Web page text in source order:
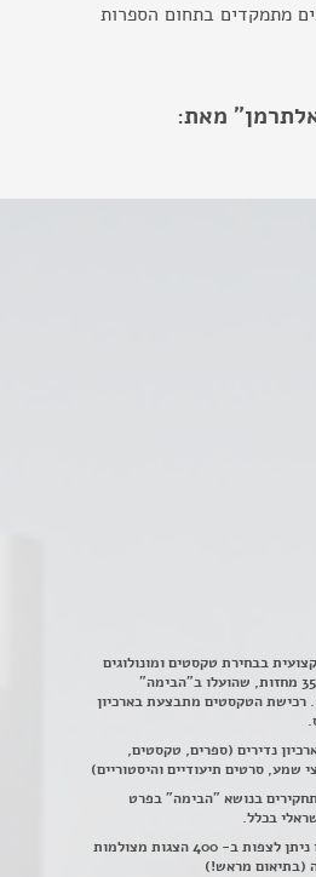
מתמקדים בתחום הספרות
מאת:
בבחירת טקסטים ומונולוגים
(מתוך למעלה מ – 3500 מחזות, שהועלו ב"הבימה"
רכישת הטקסטים מתבצעת בארכיון
נדירים (ספרים, טקסטים,
שמע, סרטים תיעודיים והיסטוריים)
בנושא "הבימה" בפרט
בכלל.
חדר הצפייה מרווח ובו ניתן לצפות ב- 400 הצגות מצולמות
(בתיאום מראש!)